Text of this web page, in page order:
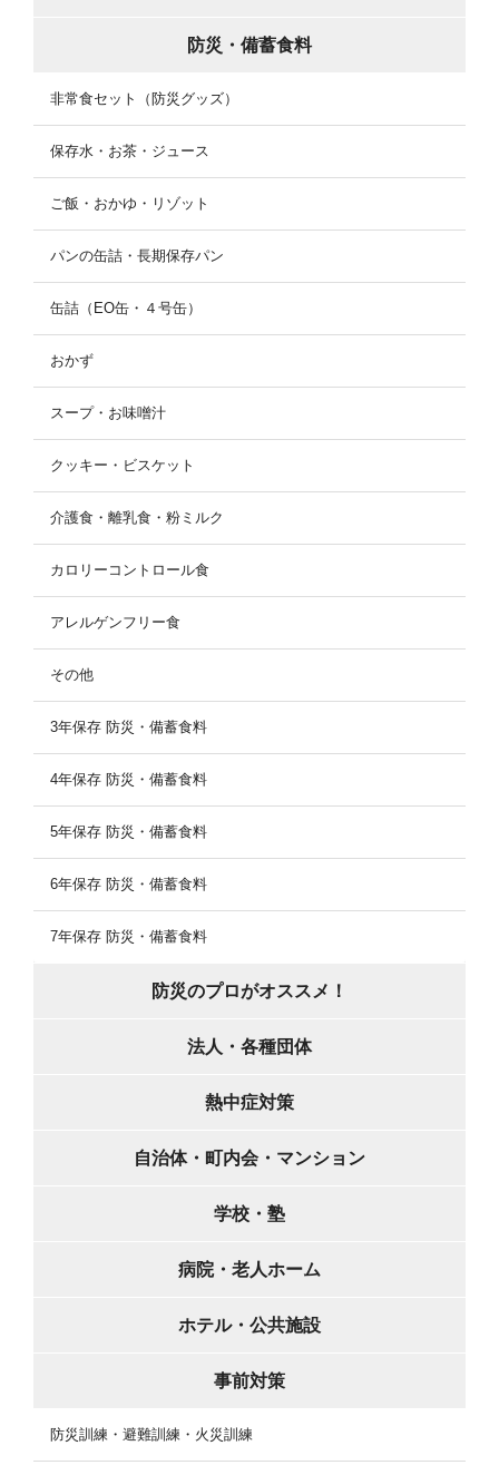
防災・備蓄食料
非常食セット（防災グッズ）
保存水・お茶・ジュース
ご飯・おかゆ・リゾット
パンの缶詰・長期保存パン
缶詰（EO缶・４号缶）
おかず
スープ・お味噌汁
クッキー・ビスケット
介護食・離乳食・粉ミルク
カロリーコントロール食
アレルゲンフリー食
その他
3年保存 防災・備蓄食料
4年保存 防災・備蓄食料
5年保存 防災・備蓄食料
6年保存 防災・備蓄食料
7年保存 防災・備蓄食料
防災のプロがオススメ！
法人・各種団体
熱中症対策
自治体・町内会・マンション
学校・塾
病院・老人ホーム
ホテル・公共施設
事前対策
防災訓練・避難訓練・火災訓練